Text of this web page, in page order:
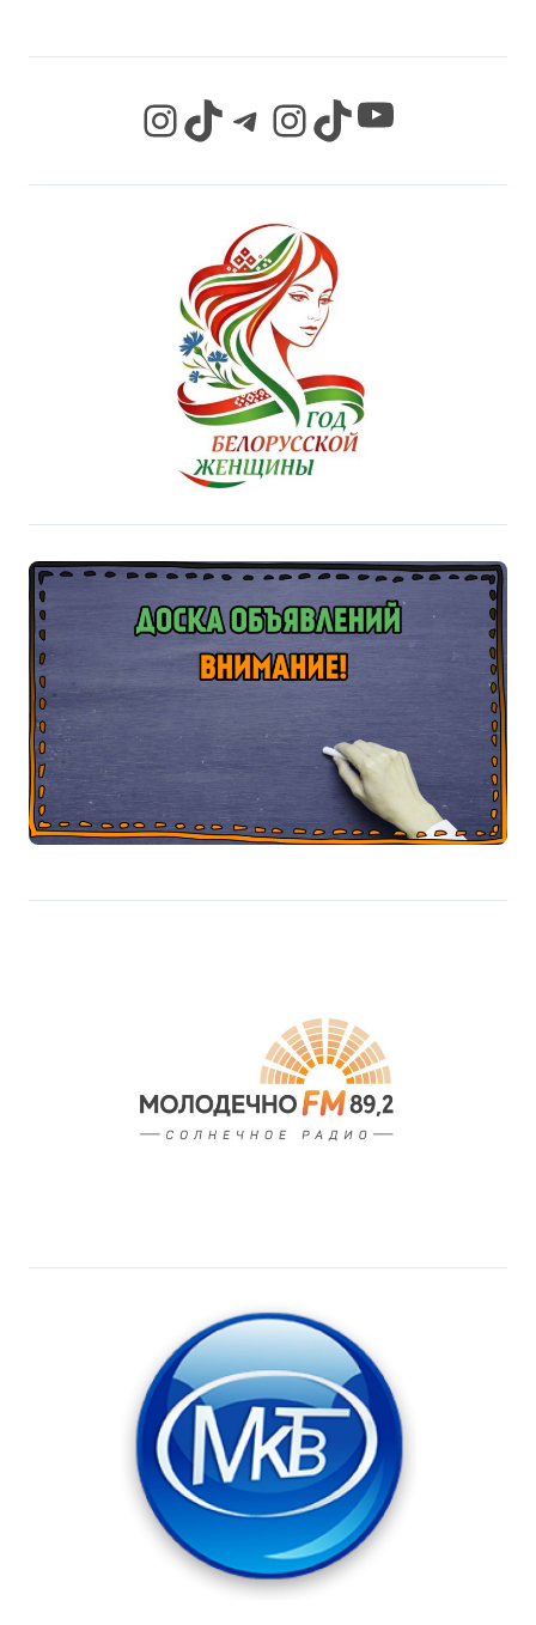
InstagramTikTok Telegram InstagramTikTok YouTube